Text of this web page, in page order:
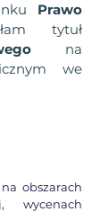
Prawo
tytuł
na
we
obszarach
wycenach